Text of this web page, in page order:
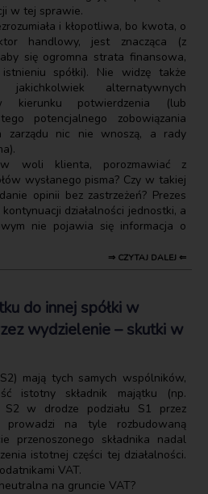
w tej sprawie.
i kłopotliwa, bo kwota, o
handlowy, jest znacząca (z
się ogromna strata finansowa,
spółki). Nie widzę także
jakichkolwiek alternatywnych
kierunku potwierdzenia (lub
potencjalnego zobowiązania
zarządu nic nie wnoszą, a rady
woli klienta, porozmawiać z
wysłanego pisma? Czy w takiej
opinii bez zastrzeżeń? Prezes
działalności jednostki, a
nie pojawia się informacja o
⇒ CZYTAJ DALEJ ⇐
do innej spółki w
wydzielenie – skutki w
mają tych samych wspólników,
istotny składnik majątku (np.
w drodze podziału S1 przez
prowadzi na tyle rozbudowaną
przenoszonego składnika nadal
istotnej części tej działalności.
VAT.
na gruncie VAT?